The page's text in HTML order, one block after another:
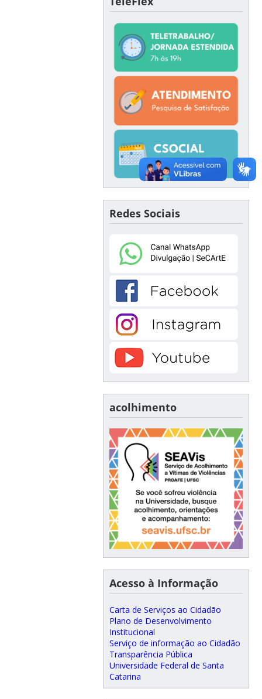
Redes Sociais
acolhimento
Acesso à Informação
Carta de Serviços ao Cidadão
Plano de Desenvolvimento
Institucional
Serviço de informação ao Cidadão
Transparência Pública
Universidade Federal de Santa
Catarina